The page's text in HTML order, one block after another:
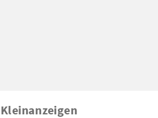
Kleinanzeigen